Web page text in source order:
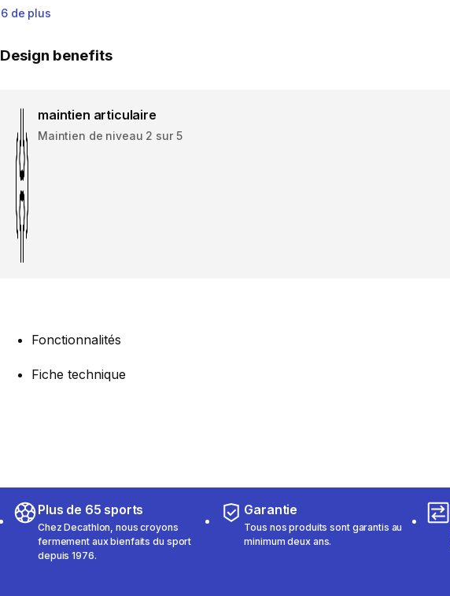
6 de plus
Design benefits
maintien articulaire
Maintien de niveau 2 sur 5
Fonctionnalités
Fiche technique
Plus de 65 sports
Chez Decathlon, nous croyons
fermement aux bienfaits du sport
depuis 1976.
Garantie
Tous nos produits sont garantis au
minimum deux ans.